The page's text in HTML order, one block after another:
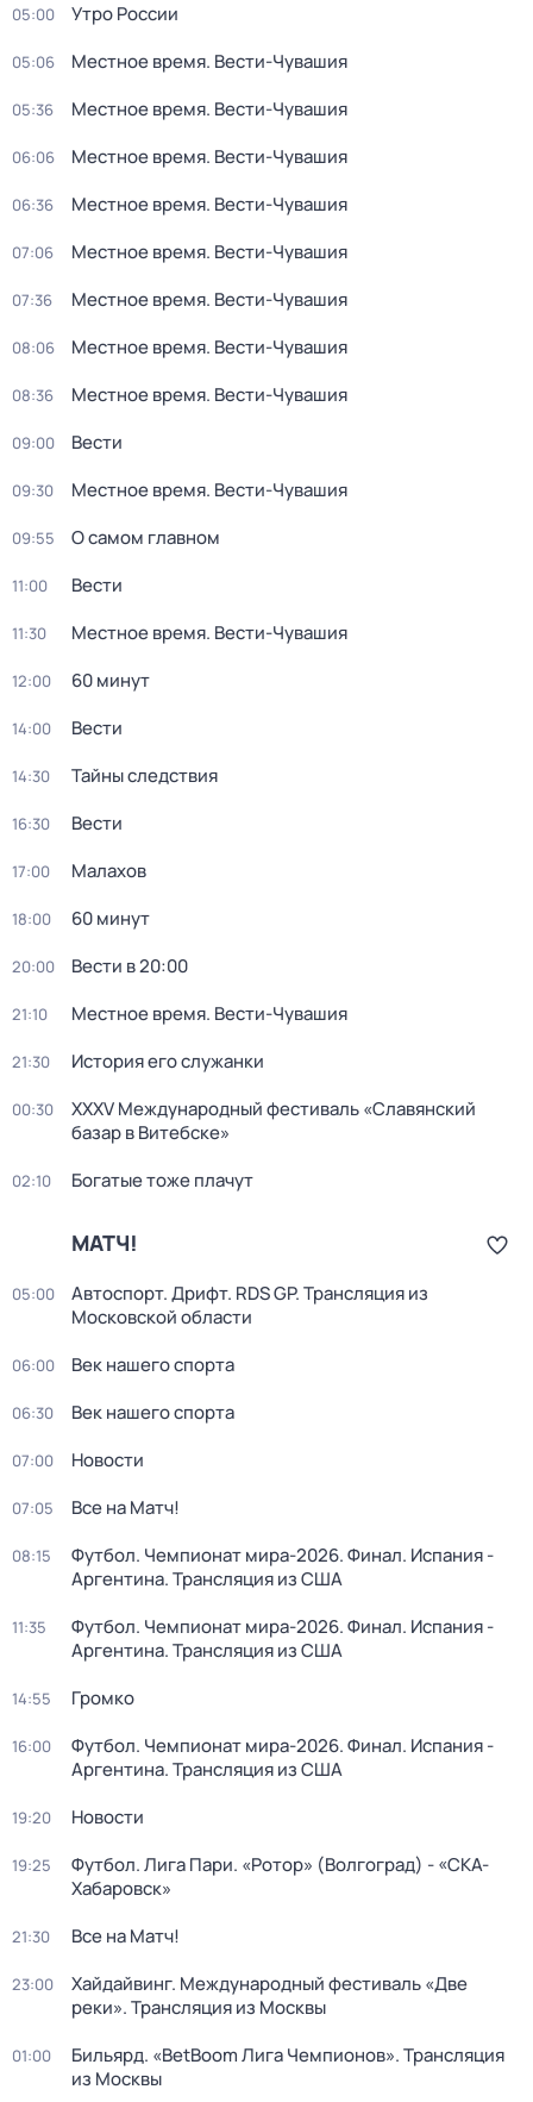
05:00 Утро России
05:06 Местное время. Вести-Чувашия
05:36 Местное время. Вести-Чувашия
06:06 Местное время. Вести-Чувашия
06:36 Местное время. Вести-Чувашия
07:06 Местное время. Вести-Чувашия
07:36 Местное время. Вести-Чувашия
08:06 Местное время. Вести-Чувашия
08:36 Местное время. Вести-Чувашия
09:00 Вести
09:30 Местное время. Вести-Чувашия
09:55 О самом главном
11:00 Вести
11:30 Местное время. Вести-Чувашия
12:00 60 минут
14:00 Вести
14:30 Тайны следствия
16:30 Вести
17:00 Малахов
18:00 60 минут
20:00 Вести в 20:00
21:10 Местное время. Вести-Чувашия
21:30 История его служанки
00:30
XXXV Международный фестиваль «Славянский
базар в Витебске»
02:10 Богатые тоже плачут
МАТЧ!
05:00
Автоспорт. Дрифт. RDS GP. Трансляция из
Московской области
06:00 Век нашего спорта
06:30 Век нашего спорта
07:00 Новости
07:05 Все на Матч!
08:15
Футбол. Чемпионат мира-2026. Финал. Испания -
Аргентина. Трансляция из США
11:35
Футбол. Чемпионат мира-2026. Финал. Испания -
Аргентина. Трансляция из США
14:55 Громко
16:00
Футбол. Чемпионат мира-2026. Финал. Испания -
Аргентина. Трансляция из США
19:20 Новости
19:25
Футбол. Лига Пари. «Ротор» (Волгоград) - «СКА-
Хабаровск»
21:30 Все на Матч!
23:00
Хайдайвинг. Международный фестиваль «Две
реки». Трансляция из Москвы
01:00
Бильярд. «BetBoom Лига Чемпионов». Трансляция
из Москвы